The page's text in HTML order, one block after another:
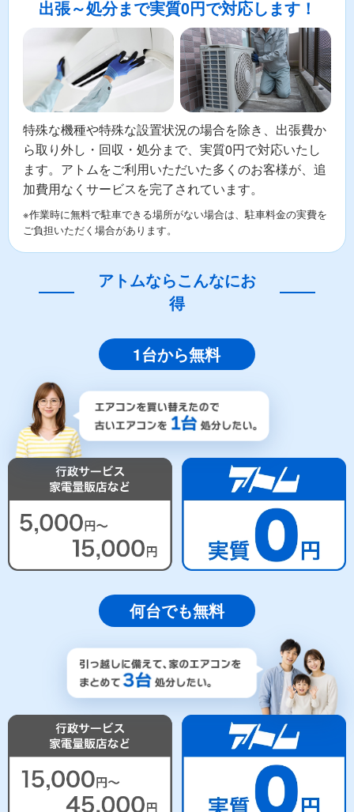
出張～処分まで実質0円で対応します！
特殊な機種や特殊な設置状況の場合を除き、出張費か
ら取り外し・回収・処分まで、実質0円で対応いたし
ます。アトムをご利用いただいた多くのお客様が、追
加費用なくサービスを完了されています。
※作業時に無料で駐車できる場所がない場合は、駐車料金の実費を
ご負担いただく場合があります。
アトムならこんなにお
得
1台から無料
何台でも無料